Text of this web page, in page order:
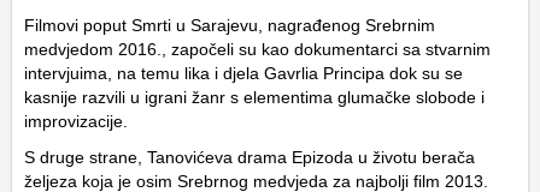
Filmovi poput Smrti u Sarajevu, nagrađenog Srebrnim
medvjedom 2016., započeli su kao dokumentarci sa stvarnim
intervjuima, na temu lika i djela Gavrlia Principa dok su se
kasnije razvili u igrani žanr s elementima glumačke slobode i
improvizacije.
S druge strane, Tanovićeva drama Epizoda u životu berača
željeza koja je osim Srebrnog medvjeda za najbolji film 2013.